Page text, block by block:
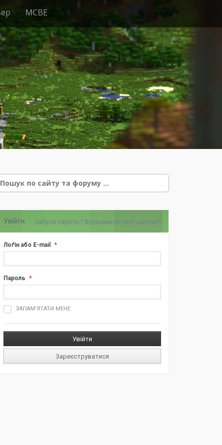
MCBE
Увійти Забули пароль? Відправити лист ще раз?
Лоґін або E-mail *
Пароль *
ЗАПАМ'ЯТАТИ МЕНЕ